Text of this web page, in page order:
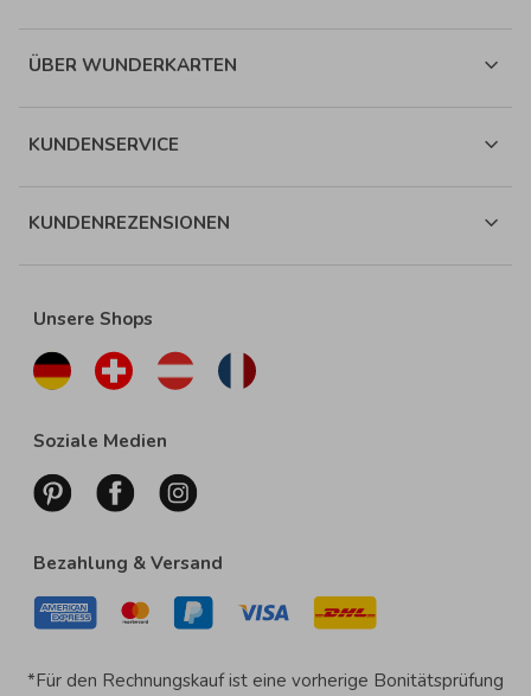
ÜBER WUNDERKARTEN
KUNDENSERVICE
KUNDENREZENSIONEN
Unsere Shops
Soziale Medien
Bezahlung & Versand
*Für den Rechnungskauf ist eine vorherige Bonitätsprüfung